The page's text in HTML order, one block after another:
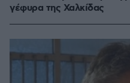
γέφυρα της Χαλκίδας